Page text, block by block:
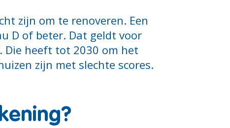
zijn om te renoveren. Een
D of beter. Dat geldt voor
Die heeft tot 2030 om het
zijn met slechte scores.